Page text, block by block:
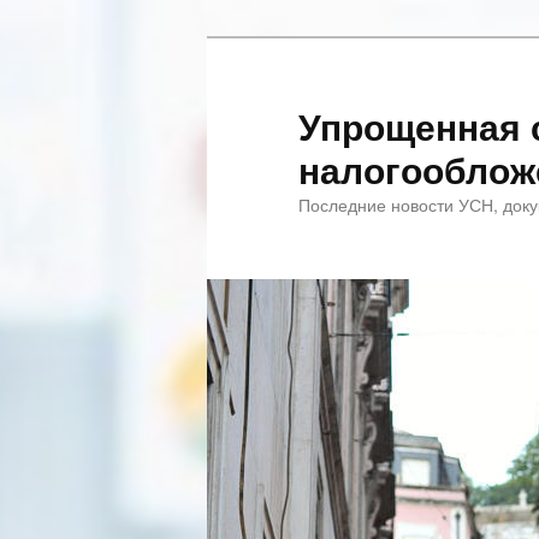
Упрощенная
Последние новости УСН,